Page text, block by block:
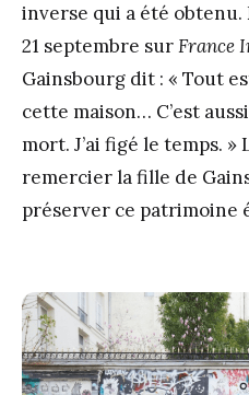
inverse qui a été
21 septembre surFrance
Gainsbourg dit : « Tout
cette maison… C’est
mort. J’ai figé le temps.
remercier la fille de
préserver ce patrimoine